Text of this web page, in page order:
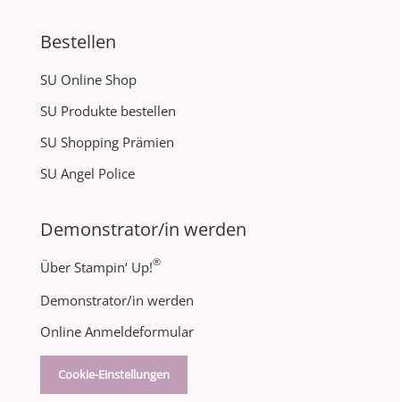
Bestellen
SU Online Shop
SU Produkte bestellen
SU Shopping Prämien
SU Angel Police
Demonstrator/in werden
Über Stampin‘ Up!®
Demonstrator/in werden
Online Anmeldeformular
Cookie-Einstellungen